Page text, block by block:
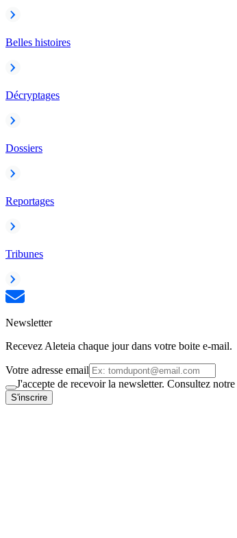
Belles histoires
Décryptages
Dossiers
Reportages
Tribunes
Newsletter
Recevez Aleteia chaque jour dans votre boite e-mail.
Votre adresse email
J'accepte de recevoir la newsletter. Consultez notre
S'inscrire